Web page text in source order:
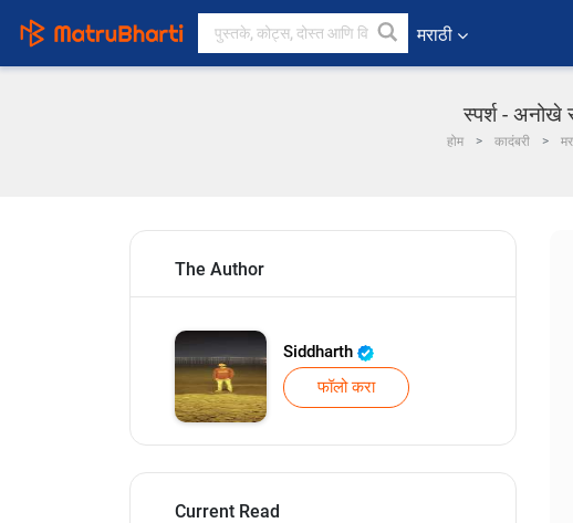
मराठी
स्पर्श - अनोखे
होम कादंबरी
The Author
Siddharth
फॉलो करा
Current Read